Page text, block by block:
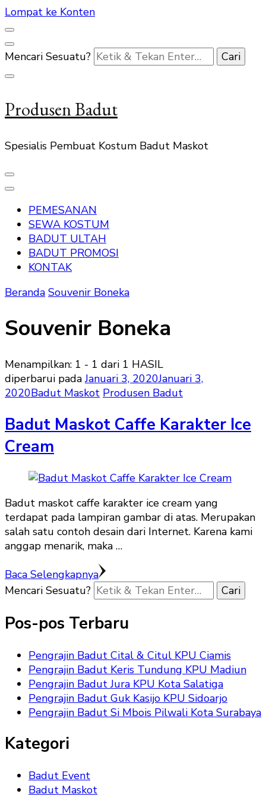
Lompat ke Konten
Mencari Sesuatu?
Produsen Badut
Spesialis Pembuat Kostum Badut Maskot
PEMESANAN
SEWA KOSTUM
BADUT ULTAH
BADUT PROMOSI
KONTAK
Beranda Souvenir Boneka
Souvenir Boneka
Menampilkan: 1 - 1 dari 1 HASIL
diperbarui padaJanuari 3, 2020Januari 3,
2020Badut Maskot Produsen Badut
Badut Maskot Caffe Karakter Ice
Cream
Badut maskot caffe karakter ice cream yang
terdapat pada lampiran gambar di atas. Merupakan
salah satu contoh desain dari Internet. Karena kami
anggap menarik, maka …
Baca Selengkapnya
Mencari Sesuatu?
Pos-pos Terbaru
Pengrajin Badut Cital & Citul KPU Ciamis
Pengrajin Badut Keris Tundung KPU Madiun
Pengrajin Badut Jura KPU Kota Salatiga
Pengrajin Badut Guk Kasijo KPU Sidoarjo
Pengrajin Badut Si Mbois Pilwali Kota Surabaya
Kategori
Badut Event
Badut Maskot